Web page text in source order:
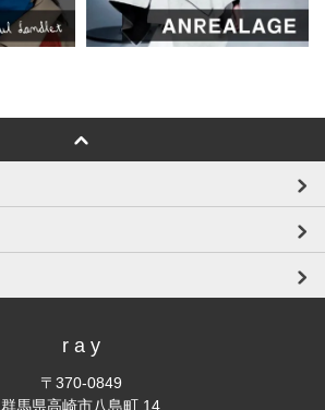
r a y
〒370-0849
群馬県高崎市八島町 14